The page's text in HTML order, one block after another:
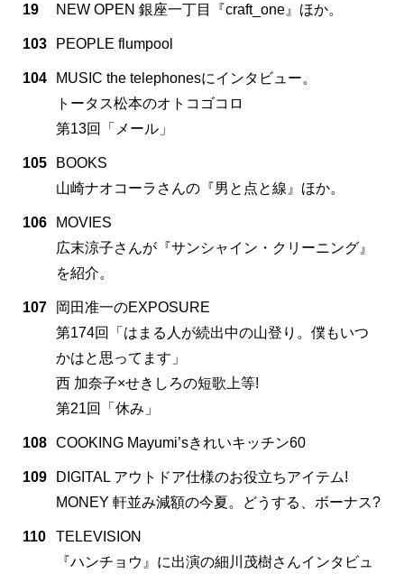
19 NEW OPEN 銀座一丁目『craft_one』ほか。
103 PEOPLE flumpool
104
MUSIC the telephonesにインタビュー。
トータス松本のオトコゴコロ
第13回「メール」
105
BOOKS
山崎ナオコーラさんの『男と点と線』ほか。
106
MOVIES
広末涼子さんが『サンシャイン・クリーニング』
を紹介。
107
岡田准一のEXPOSURE
第174回「はまる人が続出中の山登り。僕もいつ
かはと思ってます」
西 加奈子×せきしろの短歌上等!
第21回「休み」
108 COOKING Mayumi’sきれいキッチン60
109
DIGITAL アウトドア仕様のお役立ちアイテム!
MONEY 軒並み減額の今夏。どうする、ボーナス?
110
TELEVISION
『ハンチョウ』に出演の細川茂樹さんインタビュ